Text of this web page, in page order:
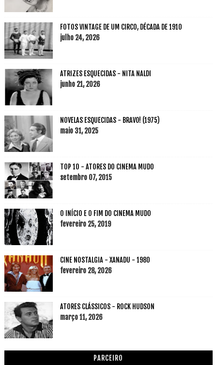
FOTOS VINTAGE DE UM CIRCO, DÉCADA DE 1910
julho 24, 2026
ATRIZES ESQUECIDAS - NITA NALDI
junho 21, 2026
NOVELAS ESQUECIDAS - BRAVO! (1975)
maio 31, 2025
TOP 10 - ATORES DO CINEMA MUDO
setembro 07, 2015
O INÍCIO E O FIM DO CINEMA MUDO
fevereiro 25, 2019
CINE NOSTALGIA - XANADU - 1980
fevereiro 28, 2026
ATORES CLÁSSICOS - ROCK HUDSON
março 11, 2026
PARCEIRO